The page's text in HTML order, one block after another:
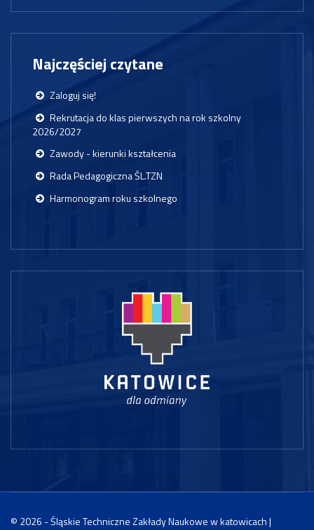
Najczęściej czytane
Zaloguj się!
Rekrutacja do klas pierwszych na rok szkolny
2026/2027
Zawody - kierunki kształcenia
Rada Pedagogiczna ŚL.TZN
Harmonogram roku szkolnego
© 2026 - Śląskie Techniczne Zakłady Naukowe w katowicach |